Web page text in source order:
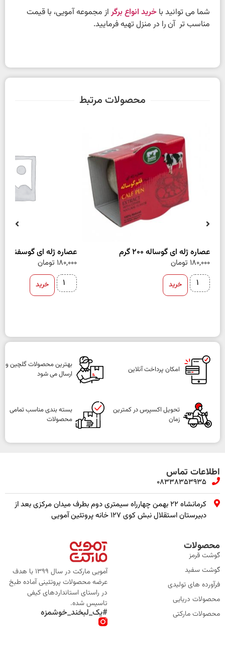
شما می توانید با خرید انواع برگراز مجموعه آمویی، با قیمت
مناسب تر آن را در منزل تهیه فرمایید.
محصولات مرتبط
عصاره ژله ای گوساله 200 گرم
180,000 تومان
خرید
عصاره ژله ای گوسفند 200 گرم
180,000 تومان
خرید
امکان پرداخت آنلاین
بهترین محصولات گلچین و
ارسال می شود
تحویل اکسپرس در کمترین
زمان
بسته بندی مناسب تمامی
محصولات
اطلاعات تماس
08338353935
کرمانشاه ۲۲ بهمن چهارراه سیمتری دوم بطرف میدان مرکزی بعد از
دبیرستان استقلال نبش کوی ۱۲۷ خانه پروتئین آمویی
محصولات
گوشت قرمز
گوشت سفید
فرآورده های تولیدی
محصولات دریایی
محصولات مارکتی
آمویی مارکت در سال 1399 با هدف
عرضه محصولات پروتئینی آماده طبخ
در راستای استانداردهای کیفی
تاسیس شده.
#یک_لبخند_خوشمزه